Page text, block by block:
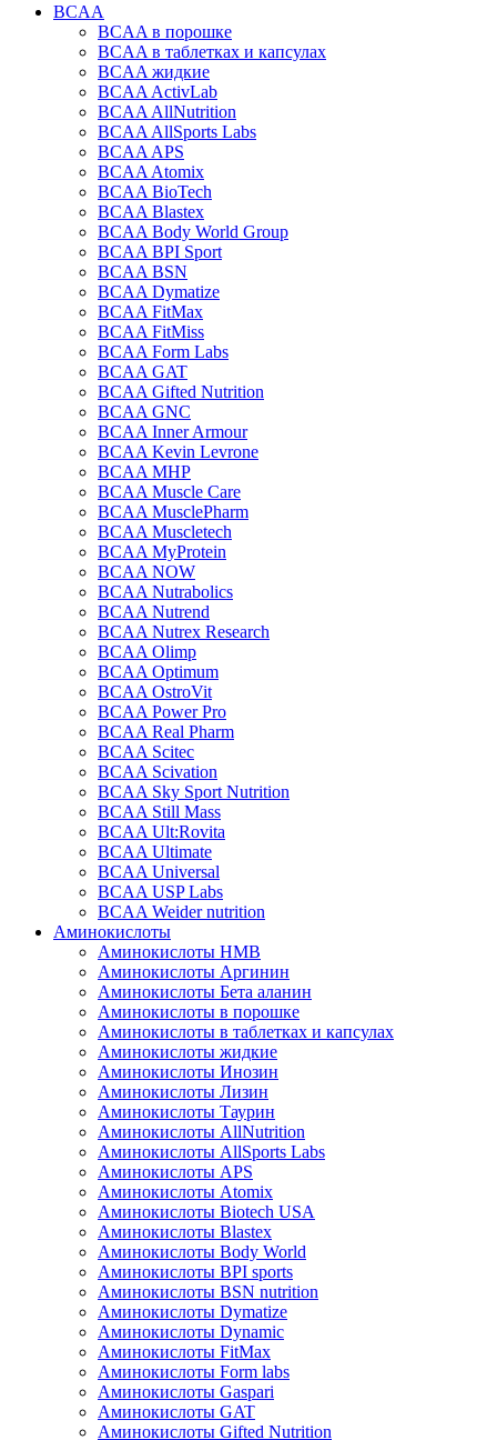
BCAA
BCAA в порошке
BCAA в таблетках и капсулах
BCAA жидкие
BCAA ActivLab
BCAA AllNutrition
BCAA AllSports Labs
BCAA APS
BCAA Atomix
BCAA BioTech
BCAA Blastex
BCAA Body World Group
BCAA BPI Sport
BCAA BSN
BCAA Dymatize
BCAA FitMax
BCAA FitMiss
BCAA Form Labs
BCAA GAT
BCAA Gifted Nutrition
BCAA GNC
BCAA Inner Armour
BCAA Kevin Levrone
BCAA MHP
BCAA Muscle Care
BCAA MusclePharm
BCAA Muscletech
BCAA MyProtein
BCAA NOW
BCAA Nutrabolics
BCAA Nutrend
BCAA Nutrex Research
BCAA Olimp
BCAA Optimum
BCAA OstroVit
BCAA Power Pro
BCAA Real Pharm
BCAA Scitec
BCAA Scivation
BCAA Sky Sport Nutrition
BCAA Still Mass
BCAA Ult:Rovita
BCAA Ultimate
BCAA Universal
BCAA USP Labs
BCAA Weider nutrition
Аминокислоты
Аминокислоты HMB
Аминокислоты Аргинин
Аминокислоты Бета аланин
Аминокислоты в порошке
Аминокислоты в таблетках и капсулах
Аминокислоты жидкие
Аминокислоты Инозин
Аминокислоты Лизин
Аминокислоты Таурин
Аминокислоты AllNutrition
Аминокислоты AllSports Labs
Аминокислоты APS
Аминокислоты Atomix
Аминокислоты Biotech USA
Аминокислоты Blastex
Аминокислоты Body World
Аминокислоты BPI sports
Аминокислоты BSN nutrition
Аминокислоты Dymatize
Аминокислоты Dynamic
Аминокислоты FitMax
Аминокислоты Form labs
Аминокислоты Gaspari
Аминокислоты GAT
Аминокислоты Gifted Nutrition